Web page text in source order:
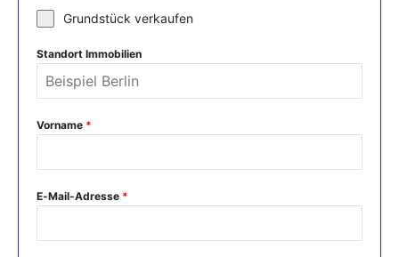
Grundstück verkaufen
Standort Immobilien
Vorname *
E-Mail-Adresse *